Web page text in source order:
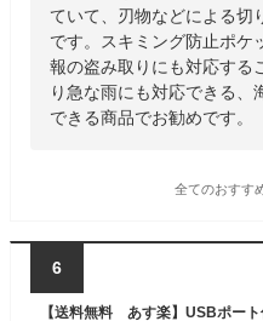
ていて、刃物などによる切
です。スキミング防止ポケ
報の盗み取りにも対応する
り急な雨にも対応できる、
できる商品でお勧めです。
全てのおすす
6